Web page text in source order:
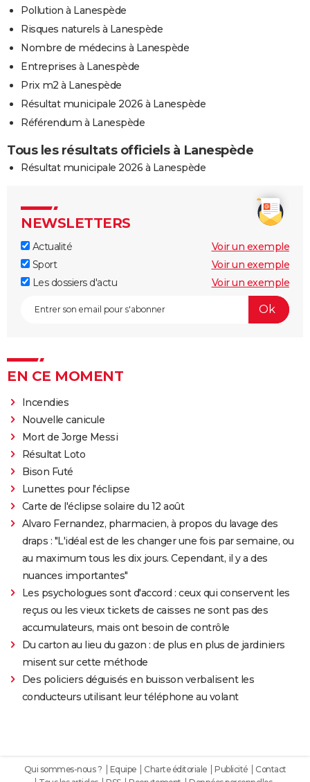
Pollution à Lanespède
Risques naturels à Lanespède
Nombre de médecins à Lanespède
Entreprises à Lanespède
Prix m2 à Lanespède
Résultat municipale 2026 à Lanespède
Référendum à Lanespède
Tous les résultats officiels à Lanespède
Résultat municipale 2026 à Lanespède
NEWSLETTERS
Actualité
Voir un exemple
Sport
Voir un exemple
Les dossiers d'actu
Voir un exemple
EN CE MOMENT
Incendies
Nouvelle canicule
Mort de Jorge Messi
Résultat Loto
Bison Futé
Lunettes pour l'éclipse
Carte de l'éclipse solaire du 12 août
Alvaro Fernandez, pharmacien, à propos du lavage des
draps : "L'idéal est de les changer une fois par semaine, ou
au maximum tous les dix jours. Cependant, il y a des
nuances importantes"
Les psychologues sont d'accord : ceux qui conservent les
reçus ou les vieux tickets de caisses ne sont pas des
accumulateurs, mais ont besoin de contrôle
Du carton au lieu du gazon : de plus en plus de jardiniers
misent sur cette méthode
Des policiers déguisés en buisson verbalisent les
conducteurs utilisant leur téléphone au volant
Qui sommes-nous ? Equipe Charte éditoriale Publicité
Contact